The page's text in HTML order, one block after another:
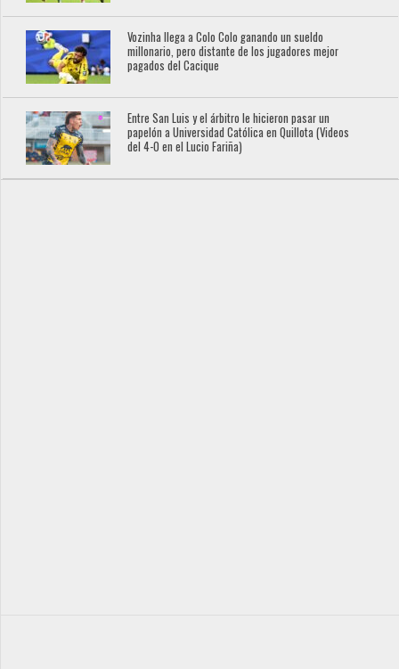
Vozinha llega a Colo Colo ganando un sueldo
millonario, pero distante de los jugadores mejor
pagados del Cacique
Entre San Luis y el árbitro le hicieron pasar un
papelón a Universidad Católica en Quillota (Videos
del 4-0 en el Lucio Fariña)